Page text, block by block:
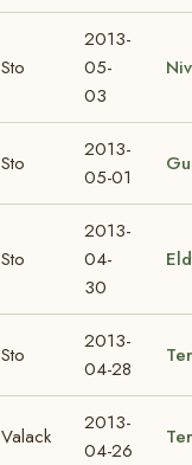
Sto
2013-
05-
03
Sto
2013-
05-01
Sto
2013-
04-
30
Sto
2013-
04-28
Valack
2013-
04-26